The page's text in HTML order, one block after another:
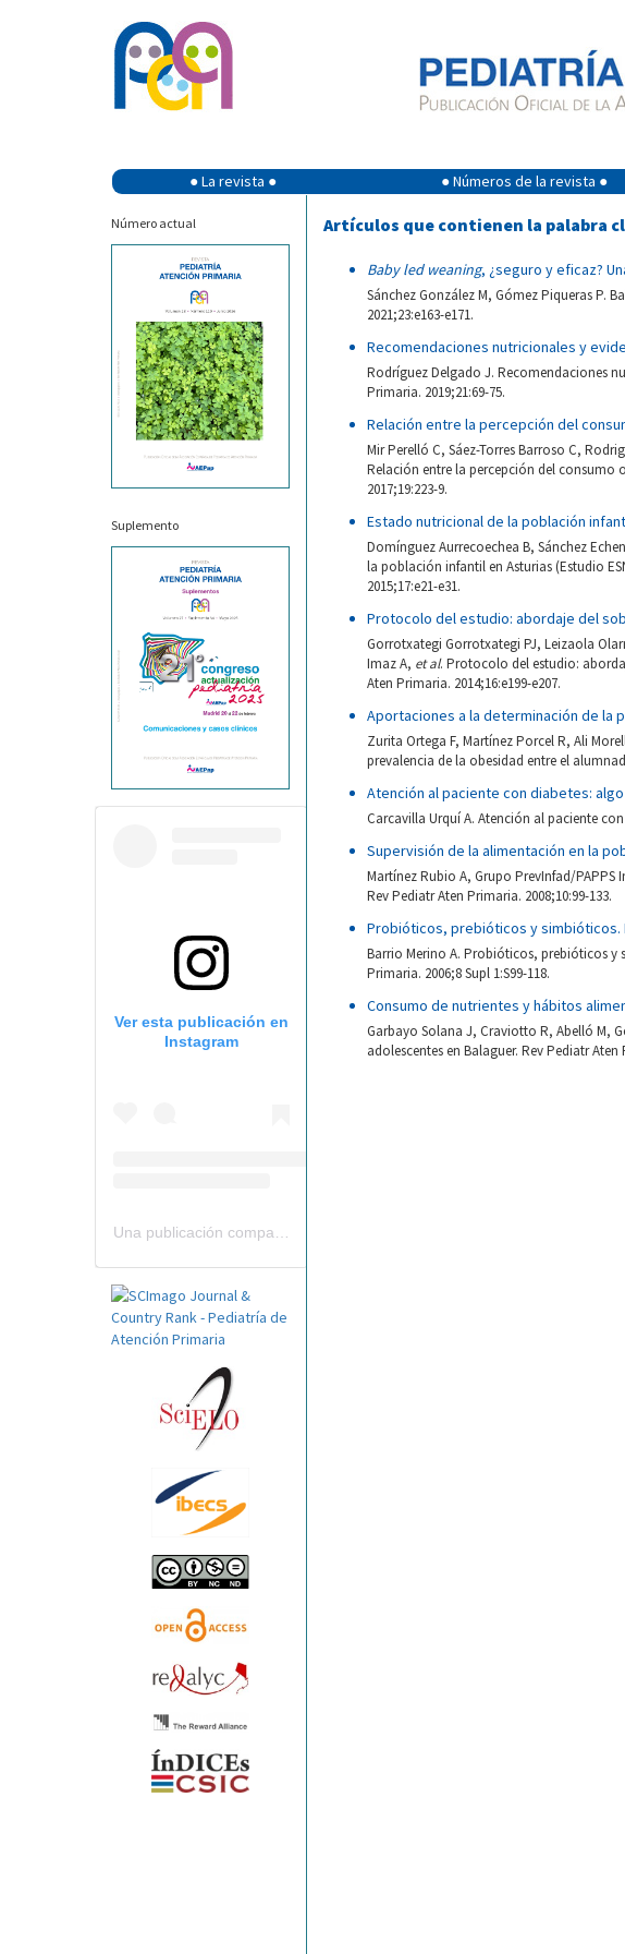
● La revista ● ● Números de la revista ●
Número actual
Suplemento
Ver esta publicación en
Instagram
Artículos que contienen la palabra
Baby led weaning, ¿seguro y eficaz?
Sánchez González M, Gómez Piqueras P.
2021;23:e163-e171.
Recomendaciones nutricionales y
Rodríguez Delgado J. Recomendaciones
Primaria. 2019;21:69-75.
Relación entre la percepción del
Mir Perelló C, Sáez-Torres Barroso C,
Relación entre la percepción del consumo
2017;19:223-9.
Estado nutricional de la población
Domínguez Aurrecoechea B, Sánchez
la población infantil en Asturias (Estudio
2015;17:e21-e31.
Protocolo del estudio: abordaje del
Gorrotxategi Gorrotxategi PJ, Leizaola
Imaz A, et al. Protocolo del estudio:
Aten Primaria. 2014;16:e199-e207.
Aportaciones a la determinación de la
Zurita Ortega F, Martínez Porcel R, Ali
prevalencia de la obesidad entre el
Atención al paciente con diabetes:
Carcavilla Urquí A. Atención al paciente
Supervisión de la alimentación en la
Martínez Rubio A, Grupo PrevInfad/
Rev Pediatr Aten Primaria. 2008;10:99-133.
Probióticos, prebióticos y simbióticos.
Barrio Merino A. Probióticos, prebióticos y
Primaria. 2006;8 Supl 1:S99-118.
Consumo de nutrientes y hábitos
Garbayo Solana J, Craviotto R, Abelló M,
adolescentes en Balaguer. Rev Pediatr Aten